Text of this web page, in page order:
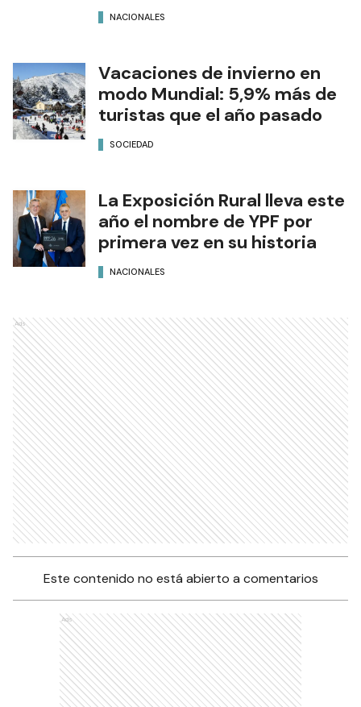
NACIONALES
Vacaciones de invierno en
modo Mundial: 5,9% más de
turistas que el año pasado
SOCIEDAD
La Exposición Rural lleva este
año el nombre de YPF por
primera vez en su historia
NACIONALES
Ads
Este contenido no está abierto a comentarios
Ads